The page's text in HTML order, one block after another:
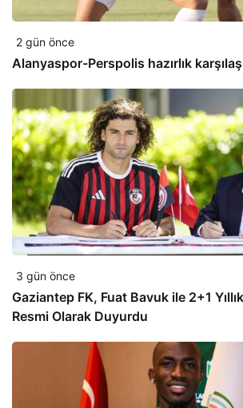
2 gün önce
Alanyaspor-Perspolis hazırlık
3 gün önce
Gaziantep FK, Fuat Bavuk ile 2+1
Resmi Olarak Duyurdu